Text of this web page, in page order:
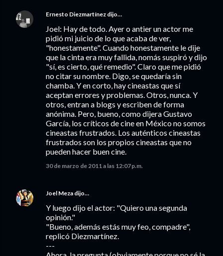
Ernesto Diezmartínez dijo…
Joel: Hay de todo. Ayer o antier un actor me
pidió mi juicio de lo que acaba de ver,
"honestamente". Cuando honestamente le dije
que la cinta era muy fallida, nomás suspiró y dijo
"sí, es cierto, qué remedio". Claro que me pidió
no citar su nombre. Digo, se quedaría sin
chamba. Y en corto, hay cineastas que sí
aceptan errores y problemas. Otros, nunca. Y
otros, entran a blogs y escriben de forma
anónima. Pero, bueno, como dijera Gustavo
García, los críticos de cine en México no somos
cineastas frustrados. Los auténticos cineastas
frustrados son los propios cineastas que no
pueden hacer buen cine.
30 de marzo de 2011 a las 12:07 p.m.
Joel Meza dijo…
Y luego dijo el actor: "Quiero una segunda
opinión."
"Bueno, además estás muy feo, compadre",
replicó Diezmartínez.
---